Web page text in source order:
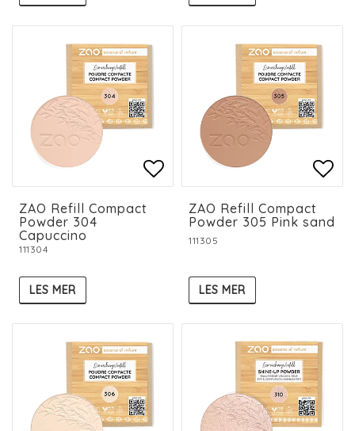
Add to list of
Add to list of
ZAO Refill Compact
Powder 304
Capuccino
111304
LES MER
ZAO Refill Compact
Powder 305 Pink sand
111305
LES MER